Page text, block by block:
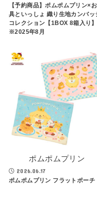
【予約商品】ポムポムプリン×
具といっしょ 織り生地カンバッ
コレクション【1BOX 8箱入り】
※2025年8月
ポムポムプリン
2026.06.17
ポムポムプリン フラットポーチ